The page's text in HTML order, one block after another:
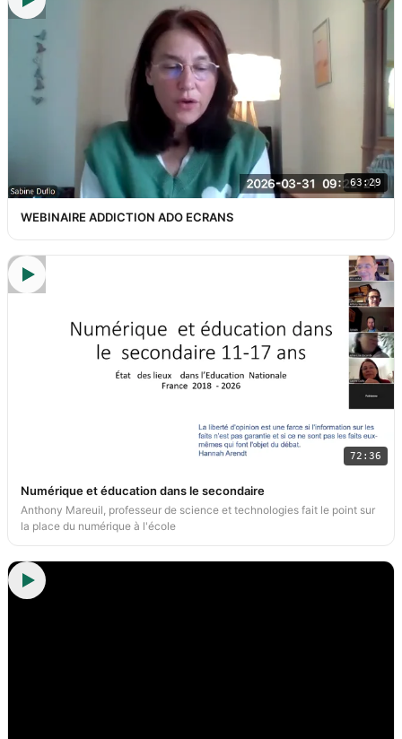
63:29
WEBINAIRE ADDICTION ADO ECRANS
72:36
Numérique et éducation dans le secondaire
Anthony Mareuil, professeur de science et technologies fait le point sur
la place du numérique à l'école